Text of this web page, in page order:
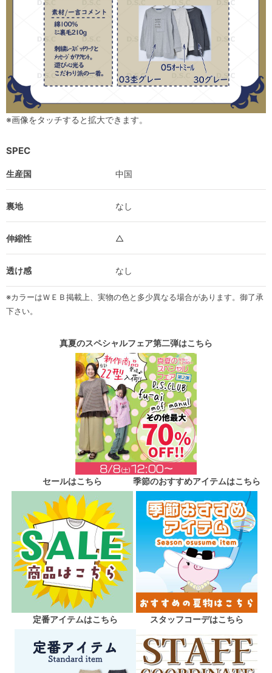
※画像をタッチすると拡大できます。
SPEC
生産国 中国
裏地 なし
伸縮性 △
透け感 なし
※カラーはＷＥＢ掲載上、実物の色と多少異なる場合があります。御了承
下さい。
真夏のスペシャルフェア第二弾はこちら
セールはこちら 季節のおすすめアイテムはこちら
定番アイテムはこちら スタッフコーデはこちら